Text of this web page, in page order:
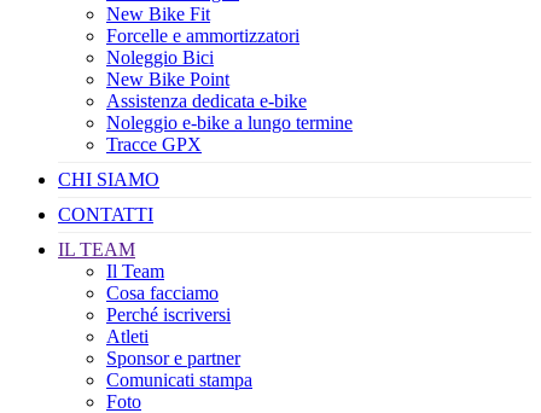
New Bike Fit
Forcelle e ammortizzatori
Noleggio Bici
New Bike Point
Assistenza dedicata e-bike
Noleggio e-bike a lungo termine
Tracce GPX
CHI SIAMO
CONTATTI
IL TEAM
Il Team
Cosa facciamo
Perché iscriversi
Atleti
Sponsor e partner
Comunicati stampa
Foto